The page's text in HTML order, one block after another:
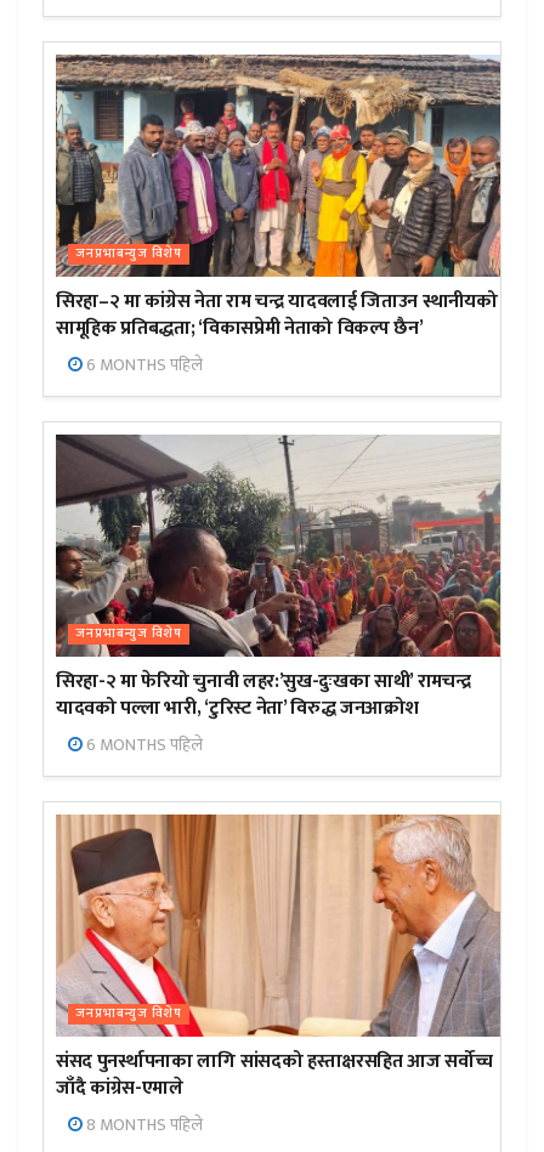
जनप्रभाबन्युज विशेष
सिरहा–२ मा कांग्रेस नेता राम चन्द्र यादवलाई जिताउन स्थानीयको
सामूहिक प्रतिबद्धता; ‘विकासप्रेमी नेताको विकल्प छैन’
6 MONTHS पहिले
जनप्रभाबन्युज विशेष
सिरहा-२ मा फेरियो चुनावी लहर:’सुख-दुःखका साथी’ रामचन्द्र
यादवको पल्ला भारी, ‘टुरिस्ट नेता’ विरुद्ध जनआक्रोश
6 MONTHS पहिले
जनप्रभाबन्युज विशेष
संसद पुनर्स्थापनाका लागि सांसदको हस्ताक्षरसहित आज सर्वोच्च
जाँदै कांग्रेस-एमाले
8 MONTHS पहिले